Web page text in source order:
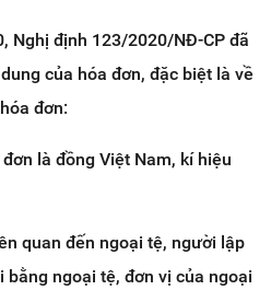
Nghị định 123/2020/NĐ-CP đã
của hóa đơn, đặc biệt là về
đơn:
là đồng Việt Nam, kí hiệu
quan đến ngoại tệ, người lập
bằng ngoại tệ, đơn vị của ngoại